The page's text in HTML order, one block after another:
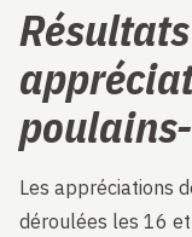
Les appréciations
déroulées les 16